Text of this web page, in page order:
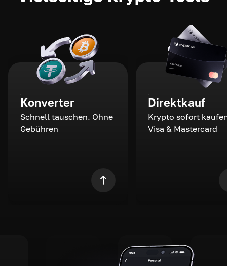
Konverter
Schnell tauschen. Ohne
Gebühren
Direktkauf
Krypto sofort
Visa & Mastercard